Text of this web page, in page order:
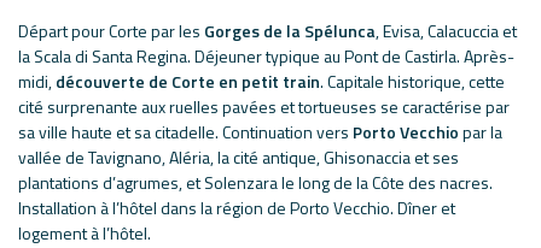
Départ pour Corte par les Gorges de la Spélunca, Evisa, Calacuccia et
la Scala di Santa Regina. Déjeuner typique au Pont de Castirla. Après-
midi,découverte de Corte en petit train. Capitale historique, cette
cité surprenante aux ruelles pavées et tortueuses se caractérise par
sa ville haute et sa citadelle. Continuation vers Porto Vecchiopar la
vallée de Tavignano, Aléria, la cité antique, Ghisonaccia et ses
plantations d’agrumes, et Solenzara le long de la Côte des nacres.
Installation à l’hôtel dans la région de Porto Vecchio. Dîner et
logement à l’hôtel.